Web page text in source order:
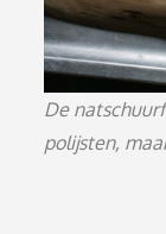
De
polijsten,